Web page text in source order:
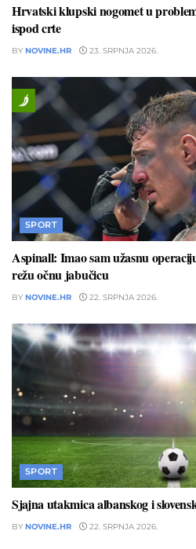
Hrvatski klupski nogomet u
ispod crte
BY NOVINE.HR 23. SRPNJA 2026.
SPORT
Aspinall: Imao sam užasnu
režu očnu jabučicu
BY NOVINE.HR 22. SRPNJA 2026.
SPORT
Sjajna utakmica albanskog i
BY NOVINE.HR 22. SRPNJA 2026.